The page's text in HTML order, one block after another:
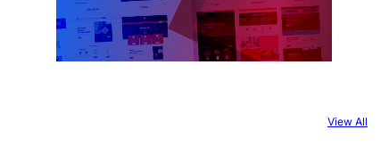
View All